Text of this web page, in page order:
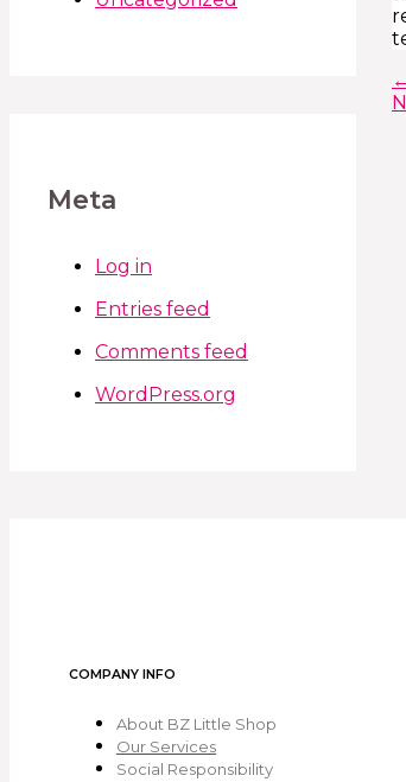
Meta
Log in
Entries feed
Comments feed
WordPress.org
←
COMPANY INFO
About BZ Little Shop
Our Services
Social Responsibility